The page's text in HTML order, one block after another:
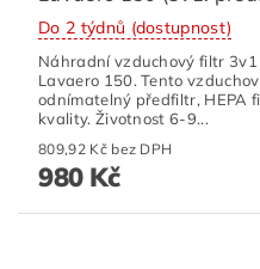
Do 2 týdnů (dostupnost)
Náhradní vzduchový filtr
Lavaero 150. Tento
odnímatelný předfiltr, HEPA
kvality. Životnost 6-9...
809,92 Kč bez DPH
980 Kč